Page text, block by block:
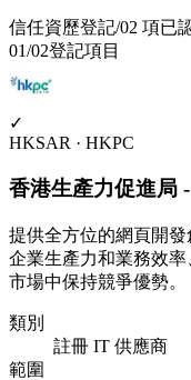
信任資歷登記/02 項已
01/02登記項目
✓
HKSAR · HKPC
香港生產力促進局
提供全方位的網頁開
企業生產力和業務效
市場中保持競爭優勢。
類別
註冊 IT 供應商
範圍